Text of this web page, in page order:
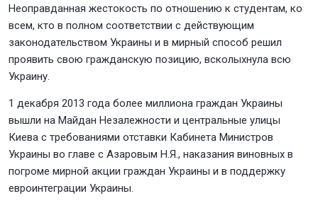
Неоправданная жестокость по отношению к студентам, ко
всем, кто в полном соответствии с действующим
законодательством Украины и в мирный способ решил
проявить свою гражданскую позицию, всколыхнула всю
Украину.
1 декабря 2013 года более миллиона граждан Украины
вышли на Майдан Незалежности и центральные улицы
Киева с требованиями отставки Кабинета Министров
Украины во главе с Азаровым Н.Я., наказания виновных в
погроме мирной акции граждан Украины и в поддержку
евроинтеграции Украины.